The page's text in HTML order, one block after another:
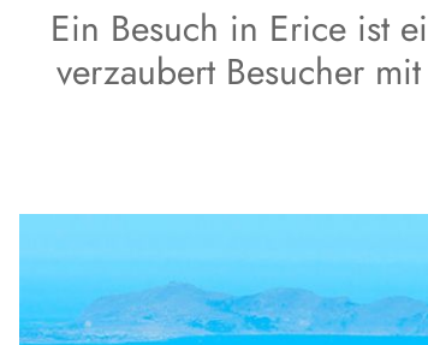
Ein Besuch in Erice ist
verzaubert Besucher